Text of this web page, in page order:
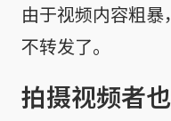
由于视频内容粗
不转发了。
拍摄视频者